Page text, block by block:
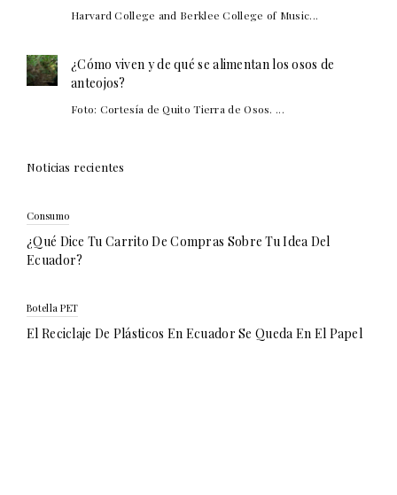
Harvard College and Berklee College of Music...
¿Cómo viven y de qué se alimentan los osos de
anteojos?
Foto: Cortesía de Quito Tierra de Osos. ...
Noticias recientes
Consumo
¿Qué Dice Tu Carrito De Compras Sobre Tu Idea Del
Ecuador?
Botella PET
El Reciclaje De Plásticos En Ecuador Se Queda En El Papel